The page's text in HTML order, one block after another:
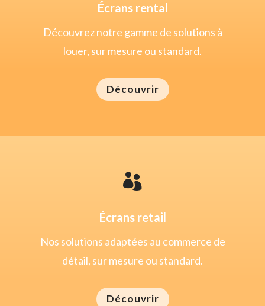
Écrans rental
Découvrez notre gamme de solutions à
louer, sur mesure ou standard.
Découvrir

Écrans retail
Nos solutions adaptées au commerce de
détail, sur mesure ou standard.
Découvrir